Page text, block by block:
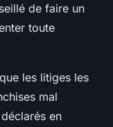
de faire un
toute
les litiges les
mal
en